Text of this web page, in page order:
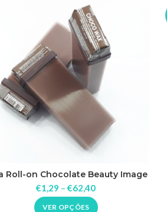
Roll-on Chocolate Beauty Image
€1,29 – €62,40
VER OPÇÕES